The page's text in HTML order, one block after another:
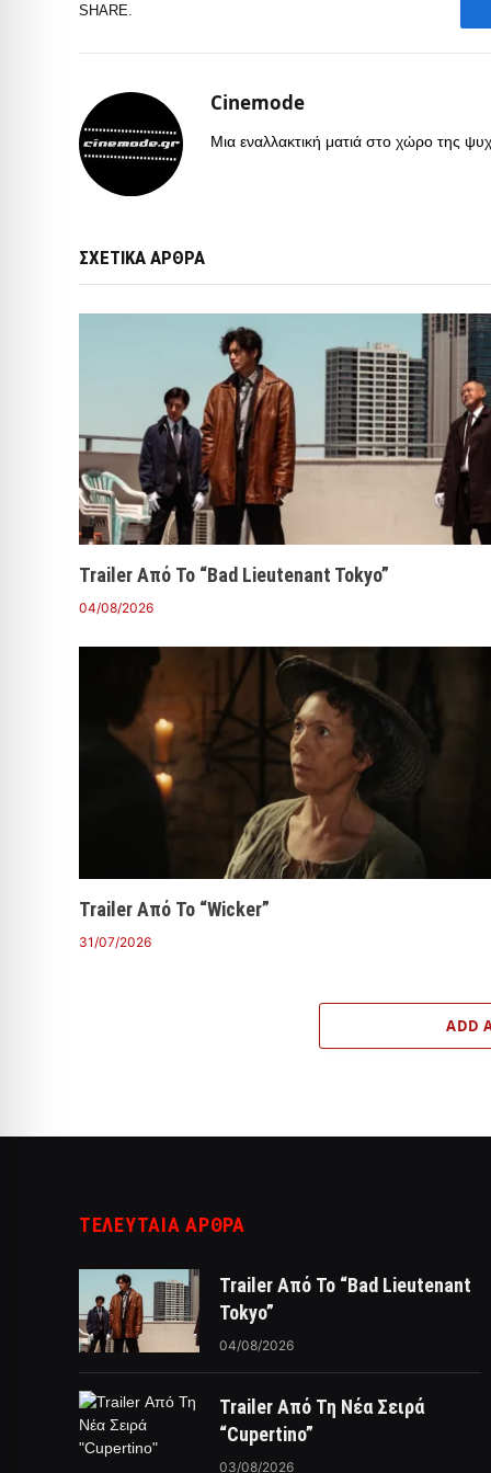
SHARE.
Cinemode
Μια εναλλακτική ματιά στο χώρο της
ΣΧΕΤΙΚΑ ΑΡΘΡΑ
Trailer Από Το “Bad Lieutenant Tokyo”
04/08/2026
Trailer Από Το “Wicker”
31/07/2026
ADD
ΤΕΛΕΥΤΑΙΑ ΑΡΘΡΑ
Trailer Από Το “Bad Lieutenant
Tokyo”
04/08/2026
Trailer Από Τη Νέα Σειρά
“Cupertino”
03/08/2026